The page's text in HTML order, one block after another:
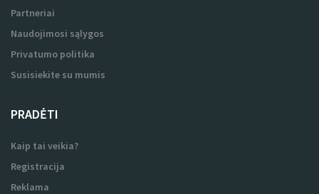
Partneriai
Naudojimosi sąlygos
Privatumo politika
Susisiekite su mumis
PRADĖTI
Kaip tai veikia?
Registracija
Reklama